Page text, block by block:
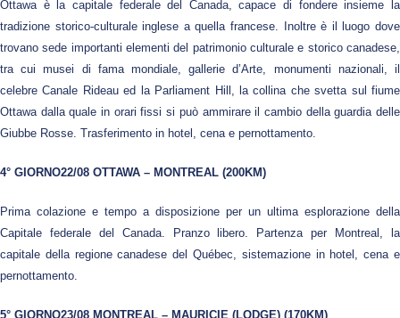
Ottawa è la capitale federale del Canada, capace di fondere insieme la
tradizione storico-culturale inglese a quella francese. Inoltre è il luogo dove
trovano sede importanti elementi del patrimonio culturale e storico canadese,
tra cui musei di fama mondiale, gallerie d’Arte, monumenti nazionali, il
celebre Canale Rideau ed la Parliament Hill, la collina che svetta sul fiume
Ottawa dalla quale in orari fissi si può ammirare il cambio della guardia delle
Giubbe Rosse. Trasferimento in hotel, cena e pernottamento.
4° GIORNO22/08 OTTAWA – MONTREAL (200KM)
Prima colazione e tempo a disposizione per un ultima esplorazione della
Capitale federale del Canada. Pranzo libero. Partenza per Montreal, la
capitale della regione canadese del Québec, sistemazione in hotel, cena e
pernottamento.
5° GIORNO23/08 MONTREAL – MAURICIE (LODGE) (170KM)